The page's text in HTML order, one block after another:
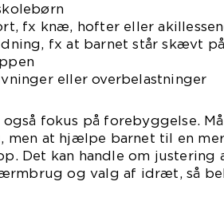
fx knæ, hofter eller
fx at barnet står skævt
eller overbelastninger
fokus på forebyggelse.
men at hjælpe barnet til en
Det kan handle om justering
og valg af idræt, så